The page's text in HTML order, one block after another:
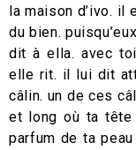
la maison d’ivo.
du bien.
dit à ella. avec
elle rit. il lui dit
câlin. un de ces
et long où ta
parfum de ta